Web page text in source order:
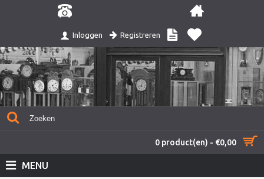
Inloggen Registreren
0 product(en) - €0,00
MENU